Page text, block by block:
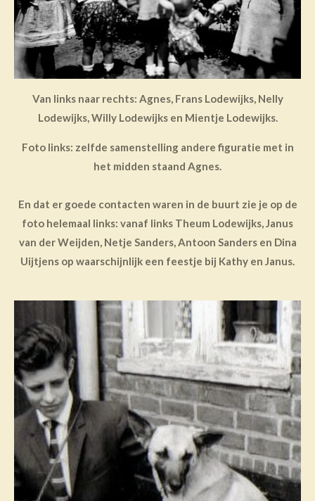
Van links naar rechts: Agnes, Frans Lodewijks, Nelly
Lodewijks, Willy Lodewijks en Mientje Lodewijks.
Foto links: zelfde samenstelling andere figuratie met in
het midden staand Agnes.
En dat er goede contacten waren in de buurt zie je op de
foto helemaal links: vanaf links Theum Lodewijks, Janus
van der Weijden, Netje Sanders, Antoon Sanders en Dina
Uijtjens op waarschijnlijk een feestje bij Kathy en Janus.